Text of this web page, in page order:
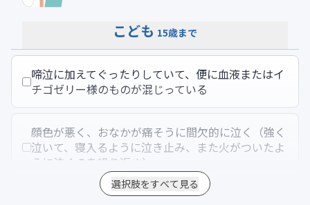
こども 15歳まで
啼泣に加えてぐったりしていて、便に血液またはイ
チゴゼリー様のものが混じっている
顔色が悪く、おなかが痛そうに間欠的に泣く（強く
泣いて、寝入るように泣き止み、また火がついたよ
うに泣くのを繰り返す）
選択肢をすべて見る